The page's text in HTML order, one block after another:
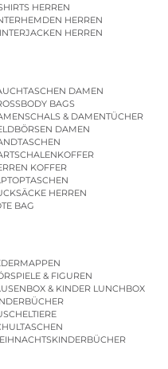
HERREN
HERREN
HERREN
DAMEN
BAGS
& DAMENTÜCHER
DAMEN
KOFFER
HERREN
BAG
& FIGUREN
& KINDER LUNCHBOX
| KINDERGARTENBEUTEL